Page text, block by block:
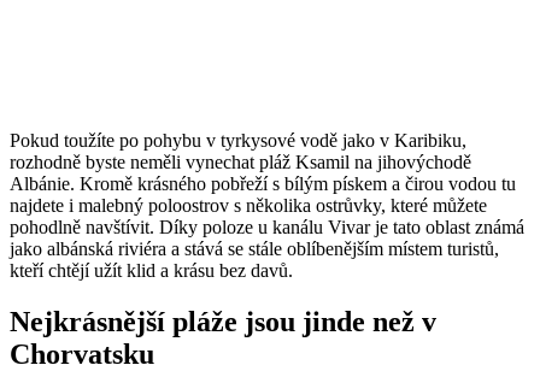
Pokud toužíte po pohybu v tyrkysové vodě jako v Karibiku,
rozhodně byste neměli vynechat pláž Ksamil na jihovýchodě
Albánie. Kromě krásného pobřeží s bílým pískem a čirou vodou tu
najdete i malebný poloostrov s několika ostrůvky, které můžete
pohodlně navštívit. Díky poloze u kanálu Vivar je tato oblast známá
jako albánská riviéra a stává se stále oblíbenějším místem turistů,
kteří chtějí užít klid a krásu bez davů.
Nejkrásnější pláže jsou jinde než v
Chorvatsku